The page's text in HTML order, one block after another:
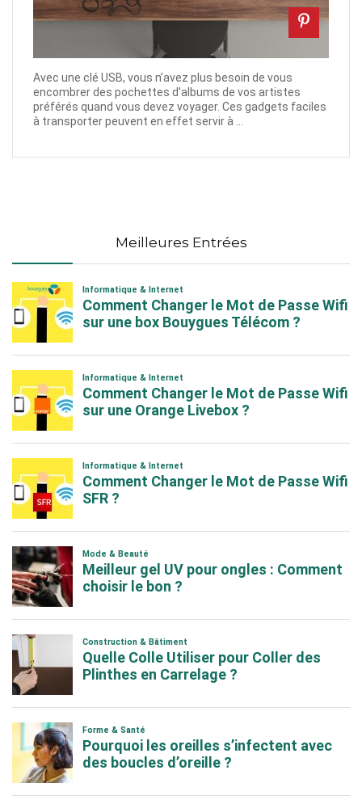
Avec une clé USB, vous n’avez plus besoin de vous
encombrer des pochettes d’albums de vos artistes
préférés quand vous devez voyager. Ces gadgets faciles
à transporter peuvent en effet servir à ...
Meilleures Entrées